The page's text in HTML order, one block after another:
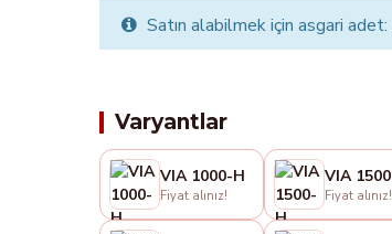
Satın alabilmek için asgari
Varyantlar
VIA 1000-H
Fiyat alınız!
VIA
Fiyat alınız!